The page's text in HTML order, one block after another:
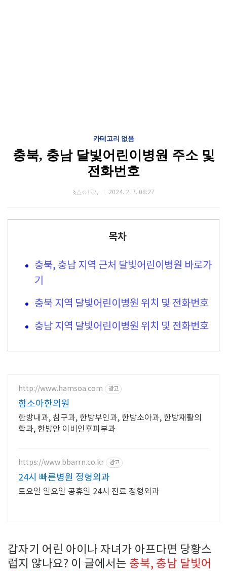
카테고리 없음
충북, 충남 달빛어린이병원 주소 및
전화번호
§△⊙†♡, 2024. 2. 7. 08:27
목차
충북, 충남 지역 근처 달빛어린이병원 바로가
기
충북 지역 달빛어린이병원 위치 및 전화번호
충남 지역 달빛어린이병원 위치 및 전화번호
http://www.hamsoa.com 광고
함소아한의원
한방내과, 침구과, 한방부인과, 한방소아과, 한방재활의
학과, 한방안 이비인후피부과
https://www.bbarrn.co.kr 광고
24시 빠른병원 정형외과
토요일 일요일 공휴일 24시 진료 정형외과
갑자기 어린 아이나 자녀가 아프다면 당황스
럽지 않나요? 이 글에서는 충북, 충남 달빛어